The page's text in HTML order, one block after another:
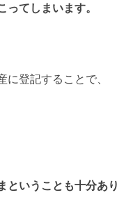
てしまいます。
登記することで、
いうことも十分あり